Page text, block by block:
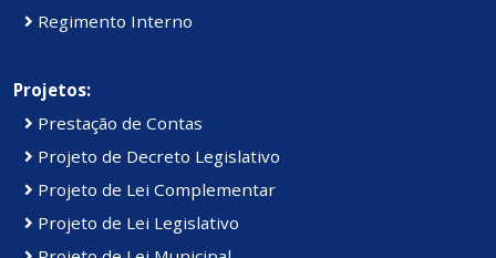
Regimento Interno
Projetos:
Prestação de Contas
Projeto de Decreto Legislativo
Projeto de Lei Complementar
Projeto de Lei Legislativo